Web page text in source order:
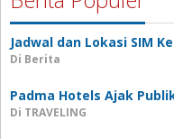
Jadwal dan Lokasi SIM
Di Berita
Padma Hotels Ajak
Di TRAVELING